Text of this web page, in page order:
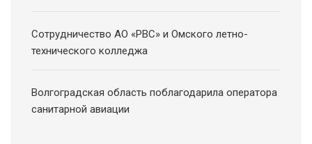
Сотрудничество АО «РВС» и Омского летно-
технического колледжа
Волгоградская область поблагодарила оператора
санитарной авиации